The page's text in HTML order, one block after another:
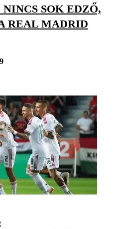
SOK EDZŐ,
REAL MADRID